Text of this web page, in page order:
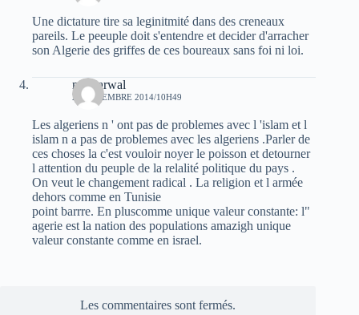
Une dictature tire sa leginitmité dans des creneaux
pareils. Le peeuple doit s'entendre et decider d'arracher
son Algerie des griffes de ces boureaux sans foi ni loi.
moh arwal
21 DÉCEMBRE 2014/10H49
Les algeriens n ' ont pas de problemes avec l 'islam et l
islam n a pas de problemes avec les algeriens .Parler de
ces choses la c'est vouloir noyer le poisson et detourner
l attention du peuple de la relalité politique du pays .
On veut le changement radical . La religion et l armée
dehors comme en Tunisie
point barrre. En pluscomme unique valeur constante: l"
agerie est la nation des populations amazigh unique
valeur constante comme en israel.
Les commentaires sont fermés.